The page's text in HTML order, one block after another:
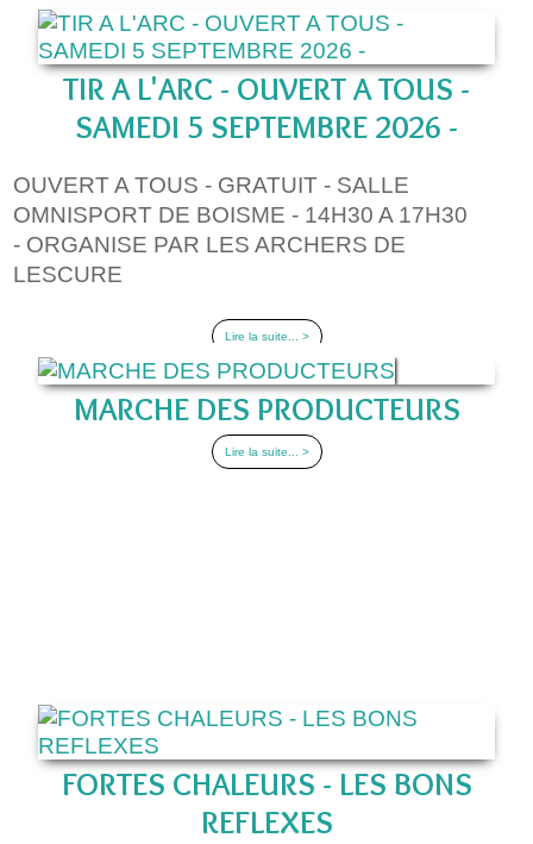
TIR A L'ARC - OUVERT A TOUS -
SAMEDI 5 SEPTEMBRE 2026 -
OUVERT A TOUS - GRATUIT - SALLE
OMNISPORT DE BOISME - 14H30 A 17H30
- ORGANISE PAR LES ARCHERS DE
LESCURE
Lire la suite... >
MARCHE DES PRODUCTEURS
Lire la suite... >
FORTES CHALEURS - LES BONS
REFLEXES